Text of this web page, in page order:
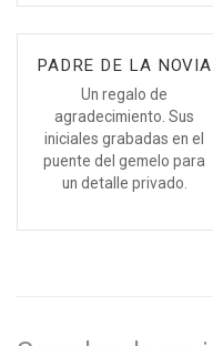
PADRE DE LA NOVIA
Un regalo de
agradecimiento. Sus
iniciales grabadas en el
puente del gemelo para
un detalle privado.